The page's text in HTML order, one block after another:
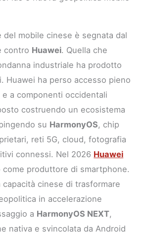
del mobile cinese è segnata dal
contro Huawei. Quella che
industriale ha prodotto
Huawei ha perso accesso pieno
e a componenti occidentali
costruendo un ecosistema
su HarmonyOS, chip
reti 5G, cloud, fotografia
connessi. Nel 2026 Huawei
produttore di smartphone.
capacità cinese di trasformare
in accelerazione
a HarmonyOS NEXT,
nativa e svincolata da Android